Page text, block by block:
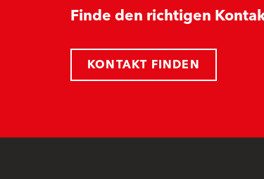
Finde den richtigen
KONTAKT FINDEN